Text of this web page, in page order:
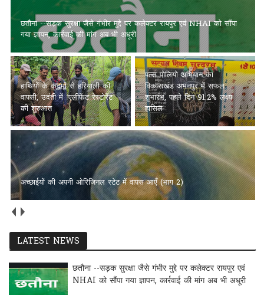
छतौना --सड़क सुरक्षा जैसे गंभीर मुद्दे पर कलेक्टर रायपुर एवं NHAI को सौंपा
गया ज्ञापन, कार्रवाई की मांग अब भी अधूरी
हाथियों के कदमों से हरियाली की
वापसी, उदंती में ‘एलीफेंट रेस्टोरेंट’
की शुरुआत
पल्स पोलियो अभियान का
विकासखंड अभनपुर में सफल
शुभारंभ, पहले दिन 91.2% लक्ष्य
हासिल
अच्छाईयों की अपनी ओरिजिनल स्टेट में वापस आएँ (भाग 2)
LATEST NEWS
छतौना --सड़क सुरक्षा जैसे गंभीर मुद्दे पर कलेक्टर रायपुर एवं
NHAI को सौंपा गया ज्ञापन, कार्रवाई की मांग अब भी अधूरी